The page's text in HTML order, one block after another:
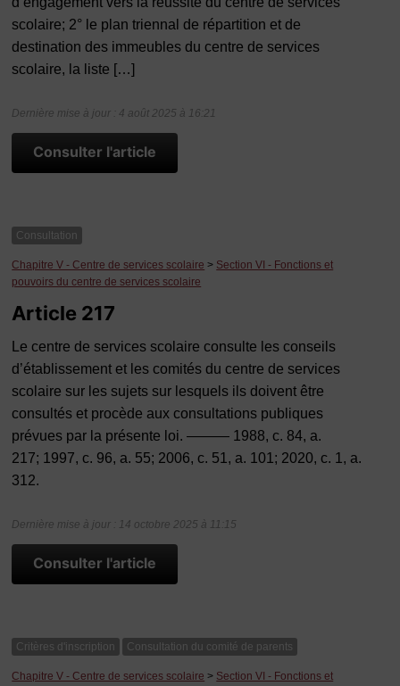
scolaire; 2° le plan triennal de répartition et de
destination des immeubles du centre de services
scolaire, la liste […]
Dernière mise à jour : 4 août 2025 à 16:21
Consulter l'article
Consultation
Chapitre V - Centre de services scolaire > Section VI - Fonctions et
pouvoirs du centre de services scolaire
Article 217
Le centre de services scolaire consulte les conseils
d’établissement et les comités du centre de services
scolaire sur les sujets sur lesquels ils doivent être
consultés et procède aux consultations publiques
prévues par la présente loi. ——— 1988, c. 84, a.
217; 1997, c. 96, a. 55; 2006, c. 51, a. 101; 2020, c. 1, a.
312.
Dernière mise à jour : 14 octobre 2025 à 11:15
Consulter l'article
Critères d'inscription Consultation du comité de parents
Chapitre V - Centre de services scolaire > Section VI - Fonctions et